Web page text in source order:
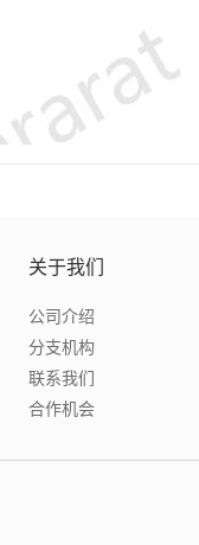
关于我们
公司介绍
分支机构
联系我们
合作机会